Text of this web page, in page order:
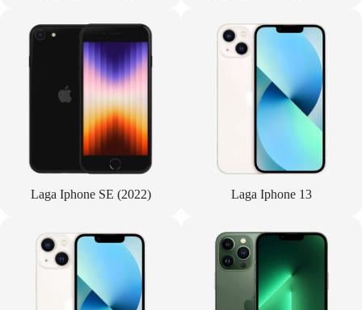
Laga Iphone SE (2022) Laga Iphone 13